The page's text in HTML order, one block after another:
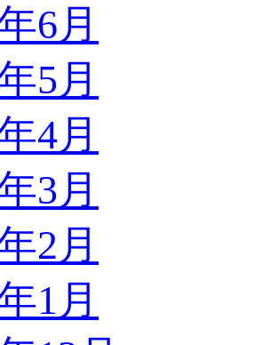
6月
5月
4月
3月
2月
1月